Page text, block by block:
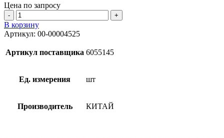
Цена по запросу
Количество
товара
Зубило
плоское
для
перфоратора
14х250х40
В корзину
Артикул: 00-00004525
Артикул поставщика 6055145
Ед. измерения шт
Производитель КИТАЙ